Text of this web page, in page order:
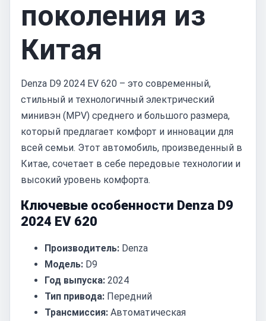
поколения из
Китая
Denza D9 2024 EV 620 – это современный,
стильный и технологичный электрический
минивэн (MPV) среднего и большого размера,
который предлагает комфорт и инновации для
всей семьи. Этот автомобиль, произведенный в
Китае, сочетает в себе передовые технологии и
высокий уровень комфорта.
Ключевые особенности Denza D9
2024 EV 620
Производитель: Denza
Модель: D9
Год выпуска: 2024
Тип привода: Передний
Трансмиссия: Автоматическая